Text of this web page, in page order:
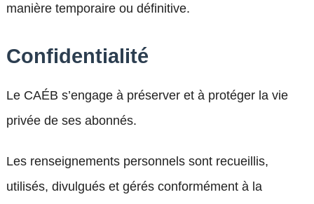
manière temporaire ou définitive.
Confidentialité
Le CAÉB s’engage à préserver et à protéger la vie
privée de ses abonnés.
Les renseignements personnels sont recueillis,
utilisés, divulgués et gérés conformément à la